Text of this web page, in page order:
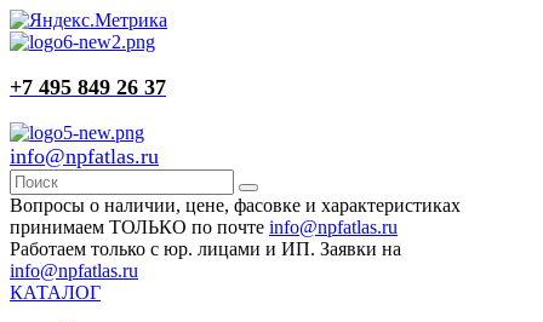
+7 495 849 26 37
info@npfatlas.ru
Вопросы о наличии, цене, фасовке и характеристиках
принимаем ТОЛЬКО по почте info@npfatlas.ru
Работаем только с юр. лицами и ИП. Заявки на
info@npfatlas.ru
КАТАЛОГ